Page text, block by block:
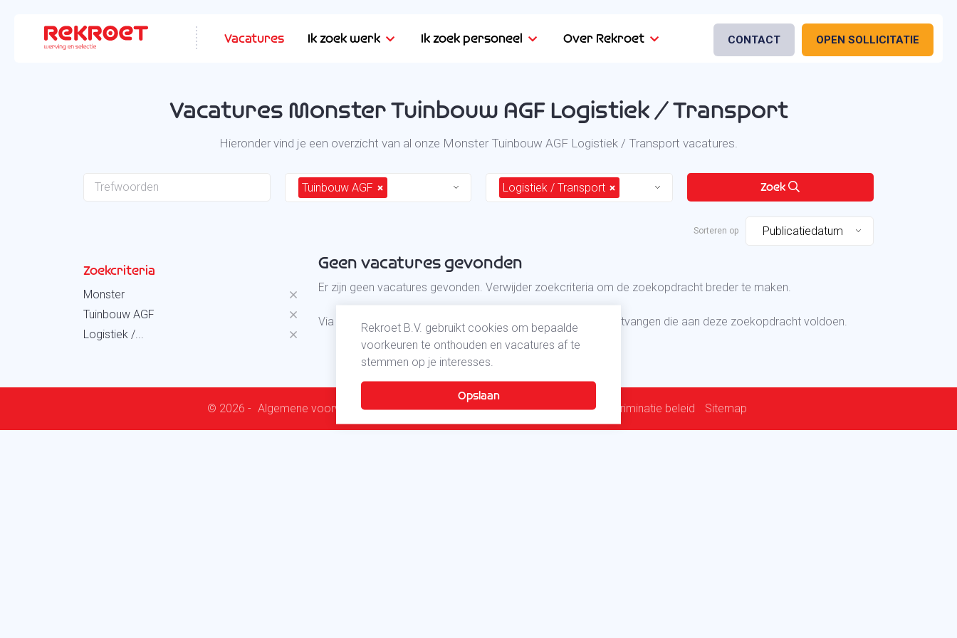
Vacatures Ik zoek werk Ik zoek personeel Over Rekroet CONTACT OPEN SOLLICITATIE
Vacatures Monster Tuinbouw AGF Logistiek / Transport
Hieronder vind je een overzicht van al onze Monster Tuinbouw AGF Logistiek / Transport vacatures.
Tuinbouw AGF Logistiek / Transport Zoek
Publicatiedatum
Zoekcriteria
Monster
Tuinbouw AGF
Logistiek /...
Geen vacatures gevonden
Er zijn geen vacatures gevonden. Verwijder zoekcriteria om de zoekopdracht breder te maken.
Via een van onderstaande opties kan je nieuwe vacatures ontvangen die aan deze zoekopdracht voldoen.
© 2026 - Algemene voorwaarden Cookies Disclaimer Privacy beleid Antidiscriminatie beleid Sitemap
Rekroet B.V. gebruikt cookies om bepaalde
voorkeuren te onthouden en vacatures af te
stemmen op je interesses.